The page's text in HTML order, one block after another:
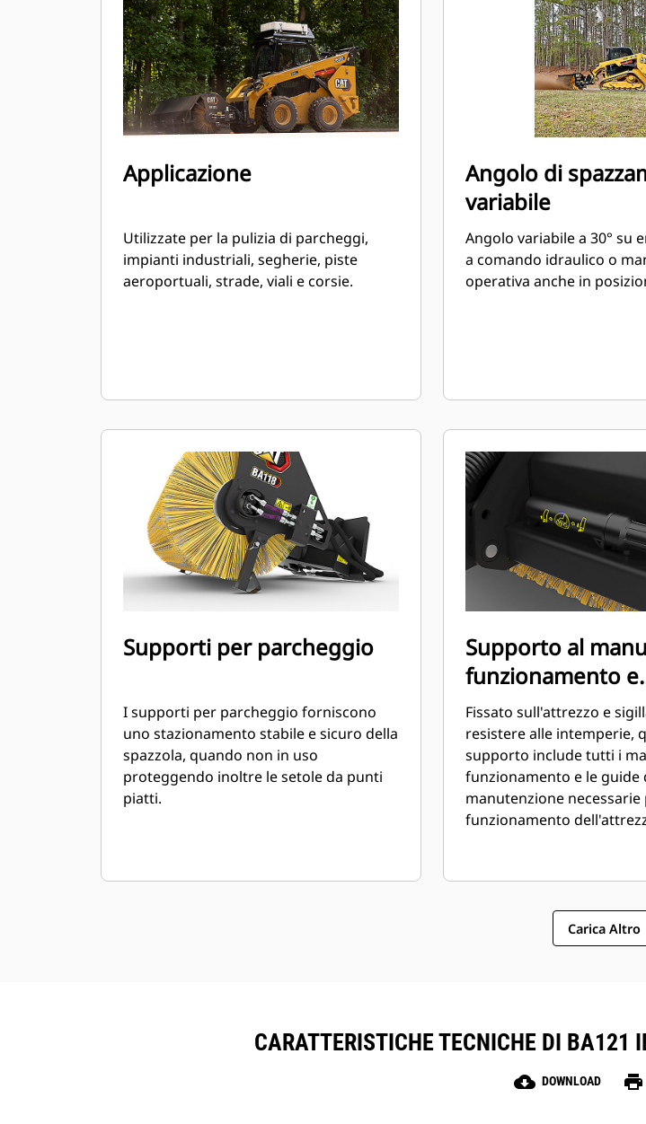
Applicazione
Utilizzate per la pulizia di parcheggi,
impianti industriali, segherie, piste
aeroportuali, strade, viali e corsie.
Angolo di
variabile
Angolo variabile a 30° su
a comando idraulico o
operativa anche in
Supporti per parcheggio
I supporti per parcheggio forniscono
uno stazionamento stabile e sicuro della
spazzola, quando non in uso
proteggendo inoltre le setole da punti
piatti.
Supporto al
funzionamento e
manutenzione
montato
Fissato sull'attrezzo e
resistere alle intemperie,
supporto include tutti i
funzionamento e le guide
manutenzione
funzionamento
Carica Altro
CARATTERISTICHE TECNICHE DI BA121
cloud_download DOWNLOAD print